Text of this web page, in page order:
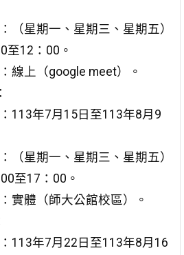
（星期一、星期三、星期五）
至12：00。
線上（google meet）。
：113年7月15日至113年8月9
（星期一、星期三、星期五）
至17：00。
實體（師大公館校區）。
：113年7月22日至113年8月16